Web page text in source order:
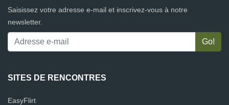
Saisissez votre adresse e-mail et inscrivez-vous à notre
newsletter.
SITES DE RENCONTRES
EasyFlirt